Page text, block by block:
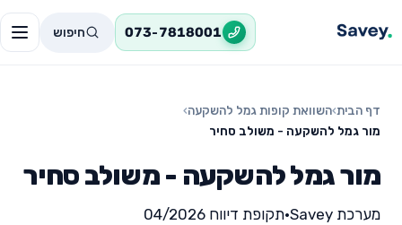
073-7818001 חיפוש
דף הבית›השוואת קופות גמל להשקעה›
מור גמל להשקעה - משולב סחיר
מור גמל להשקעה - משולב סחיר
מערכת Savey •תקופת דיווח 04/2026